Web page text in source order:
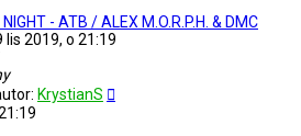
- ATB / ALEX M.O.R.P.H. & DMC
lis 2019, o 21:19
KrystianS